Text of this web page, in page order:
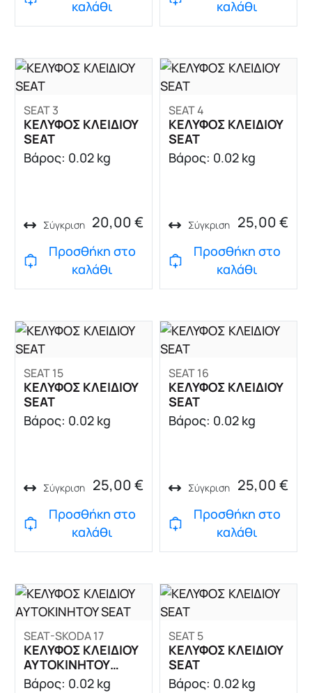
καλάθι
καλάθι
SEAT 3
ΚΕΛΥΦΟΣ ΚΛΕΙΔΙΟΥ
SEAT
Βάρος: 0.02 kg
Σύγκριση 20,00€
Προσθήκη στο
καλάθι
SEAT 4
ΚΕΛΥΦΟΣ ΚΛΕΙΔΙΟΥ
SEAT
Βάρος: 0.02 kg
Σύγκριση 25,00€
Προσθήκη στο
καλάθι
SEAT 15
ΚΕΛΥΦΟΣ ΚΛΕΙΔΙΟΥ
SEAT
Βάρος: 0.02 kg
Σύγκριση 25,00€
Προσθήκη στο
καλάθι
SEAT 16
ΚΕΛΥΦΟΣ ΚΛΕΙΔΙΟΥ
SEAT
Βάρος: 0.02 kg
Σύγκριση 25,00€
Προσθήκη στο
καλάθι
SEAT-SKODA 17
ΚΕΛΥΦΟΣ ΚΛΕΙΔΙΟΥ
AYTOKINHTOY
SEAT
Βάρος: 0.02 kg
SEAT 5
ΚΕΛΥΦΟΣ ΚΛΕΙΔΙΟΥ
SEAT
Βάρος: 0.02 kg